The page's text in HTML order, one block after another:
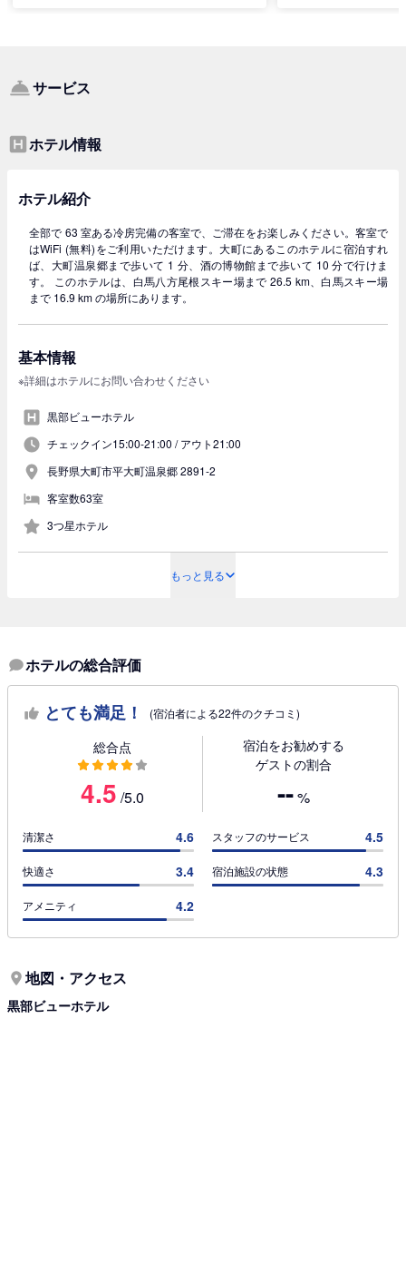
サービス
ホテル情報
ホテル紹介
全部で 63 室ある冷房完備の客室で、ご滞在をお楽しみください。客室で
はWiFi (無料)をご利用いただけます。大町にあるこのホテルに宿泊すれ
ば、大町温泉郷まで歩いて 1 分、酒の博物館まで歩いて 10 分で行けま
す。 このホテルは、白馬八方尾根スキー場まで 26.5 km、白馬スキー場
まで 16.9 km の場所にあります。
基本情報
※詳細はホテルにお問い合わせください
黒部ビューホテル
チェックイン15:00-21:00 /アウト21:00
長野県大町市平大町温泉郷 2891-2
客室数63室
3つ星ホテル
もっと見る
ホテルの総合評価
とても満足！ (宿泊者による22件のクチコミ)
総合点
4.5 /5.0
宿泊をお勧めする
ゲストの割合
--%
清潔さ 4.6 スタッフのサービス 4.5
快適さ 3.4 宿泊施設の状態 4.3
アメニティ 4.2
地図・アクセス
黒部ビューホテル